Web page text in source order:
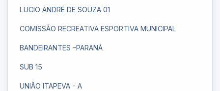
LUCIO ANDRÉ DE SOUZA 01
COMISSÃO RECREATIVA ESPORTIVA MUNICIPAL
BANDEIRANTES –PARANÁ
SUB 15
UNIÃO ITAPEVA - A